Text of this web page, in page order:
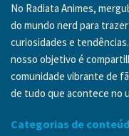
No Radiata Animes,
do mundo nerd para
curiosidades e
nosso objetivo é
comunidade vibrante de
de tudo que acontece no
Categorias de